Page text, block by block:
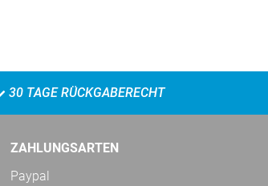
30 TAGE RÜCKGABERECHT
ZAHLUNGSARTEN
Paypal